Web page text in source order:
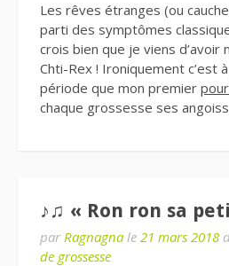
Les rêves étranges (ou
parti des symptômes
crois bien que je viens d’avoir
Chti-Rex ! Ironiquement c’est
période que mon premier
chaque grossesse ses
♪♫ « Ron ron sa
par Ragnagna le 21 mars 2018
de grossesse